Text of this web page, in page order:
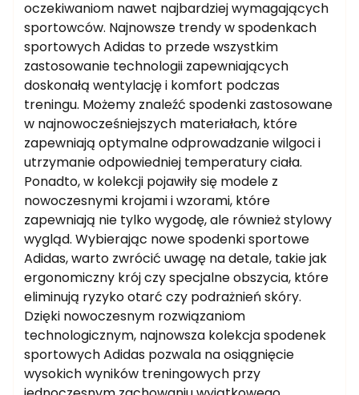
oczekiwaniom nawet najbardziej wymagających
sportowców. Najnowsze trendy w spodenkach
sportowych Adidas to przede wszystkim
zastosowanie technologii zapewniających
doskonałą wentylację i komfort podczas
treningu. Możemy znaleźć spodenki zastosowane
w najnowocześniejszych materiałach, które
zapewniają optymalne odprowadzanie wilgoci i
utrzymanie odpowiedniej temperatury ciała.
Ponadto, w kolekcji pojawiły się modele z
nowoczesnymi krojami i wzorami, które
zapewniają nie tylko wygodę, ale również stylowy
wygląd. Wybierając nowe spodenki sportowe
Adidas, warto zwrócić uwagę na detale, takie jak
ergonomiczny krój czy specjalne obszycia, które
eliminują ryzyko otarć czy podrażnień skóry.
Dzięki nowoczesnym rozwiązaniom
technologicznym, najnowsza kolekcja spodenek
sportowych Adidas pozwala na osiągnięcie
wysokich wyników treningowych przy